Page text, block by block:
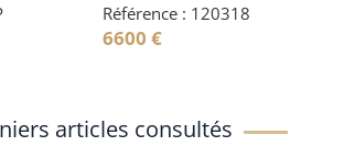
Référence : 120318
6600 €
articles consultés